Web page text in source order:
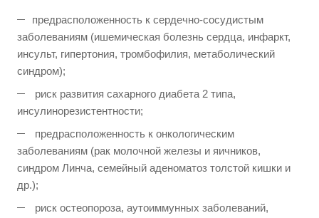
предрасположенность к сердечно-сосудистым
заболеваниям (ишемическая болезнь сердца, инфаркт,
инсульт, гипертония, тромбофилия, метаболический
синдром);
риск развития сахарного диабета 2 типа,
инсулинорезистентности;
предрасположенность к онкологическим
заболеваниям (рак молочной железы и яичников,
синдром Линча, семейный аденоматоз толстой кишки и
др.);
риск остеопороза, аутоиммунных заболеваний,